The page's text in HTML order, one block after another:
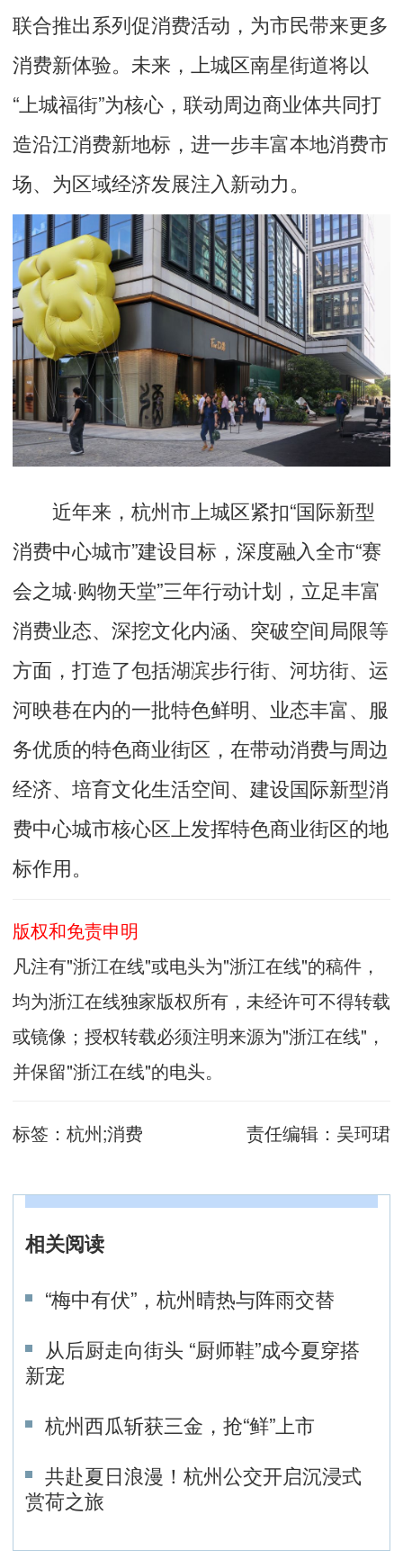
联合推出系列促消费活动，为市民带来更多
消费新体验。未来，上城区南星街道将以
“上城福街”为核心，联动周边商业体共同打
造沿江消费新地标，进一步丰富本地消费市
场、为区域经济发展注入新动力。
近年来，杭州市上城区紧扣“国际新型
消费中心城市”建设目标，深度融入全市“赛
会之城·购物天堂”三年行动计划，立足丰富
消费业态、深挖文化内涵、突破空间局限等
方面，打造了包括湖滨步行街、河坊街、运
河映巷在内的一批特色鲜明、业态丰富、服
务优质的特色商业街区，在带动消费与周边
经济、培育文化生活空间、建设国际新型消
费中心城市核心区上发挥特色商业街区的地
标作用。
版权和免责申明
凡注有"浙江在线"或电头为"浙江在线"的稿件，
均为浙江在线独家版权所有，未经许可不得转载
或镜像；授权转载必须注明来源为"浙江在线"，
并保留"浙江在线"的电头。
标签： 杭州;消费 责任编辑： 吴珂珺
相关阅读
“梅中有伏”，杭州晴热与阵雨交替
从后厨走向街头 “厨师鞋”成今夏穿搭
新宠
杭州西瓜斩获三金，抢“鲜”上市
共赴夏日浪漫！杭州公交开启沉浸式
赏荷之旅